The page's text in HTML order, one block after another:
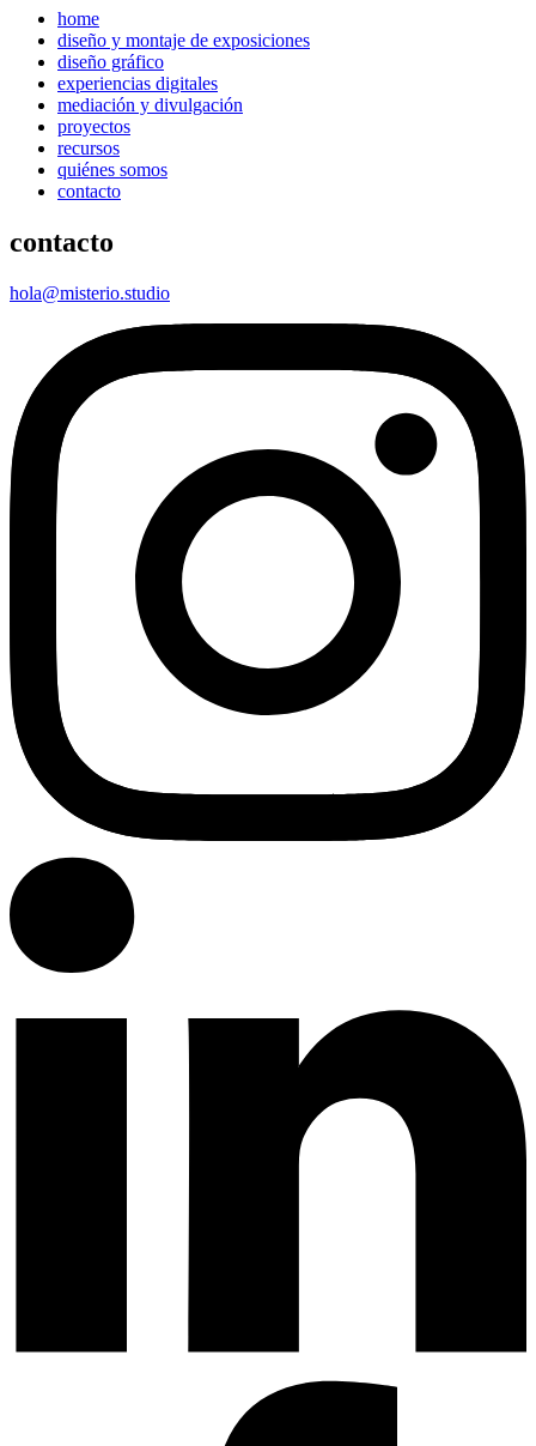
home
diseño y montaje de exposiciones
diseño gráfico
experiencias digitales
mediación y divulgación
proyectos
recursos
quiénes somos
contacto
contacto
hola@misterio.studio